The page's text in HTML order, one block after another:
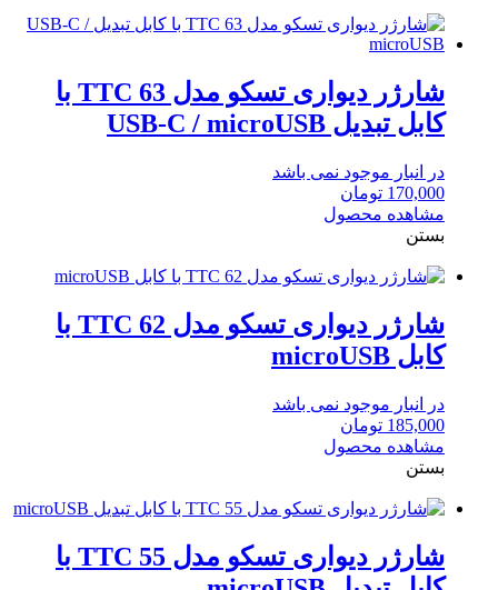
شارژر دیواری تسکو مدل TTC 63 با
کابل تبدیل USB-C / micro‌USB
در انبار موجود نمی باشد
170,000 تومان
مشاهده محصول
بستن
شارژر دیواری تسکو مدل TTC 62 با
کابل microUSB
در انبار موجود نمی باشد
185,000 تومان
مشاهده محصول
بستن
شارژر دیواری تسکو مدل TTC 55 با